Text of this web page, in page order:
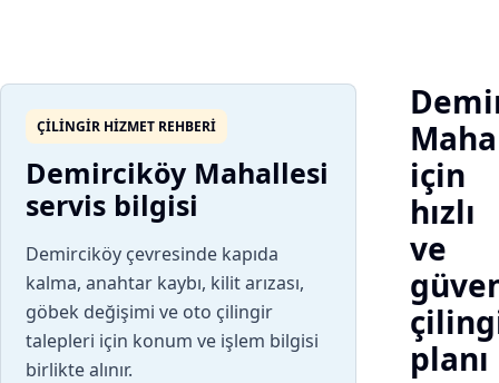
ÇILINGIR HIZMET REHBERI
Demirciköy Mahallesi
servis bilgisi
Demirciköy çevresinde kapıda
kalma, anahtar kaybı, kilit arızası,
göbek değişimi ve oto çilingir
talepleri için konum ve işlem bilgisi
birlikte alınır.
için
hızlı
ve
planı